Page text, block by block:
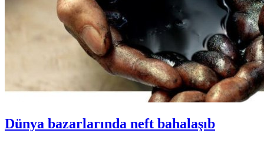
Dünya bazarlarında neft bahalaşıb